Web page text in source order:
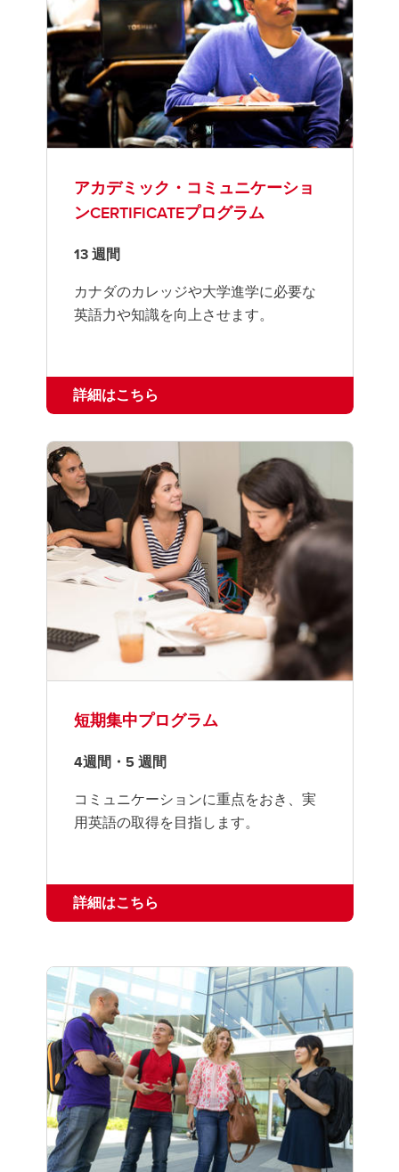
アカデミック・コミュニケーショ
ンCERTIFICATEプログラム
13 週間
カナダのカレッジや大学進学に必要な
英語力や知識を向上させます。
詳細はこちら
短期集中プログラム
4週間・5 週間
コミュニケーションに重点をおき、実
用英語の取得を目指します。
詳細はこちら